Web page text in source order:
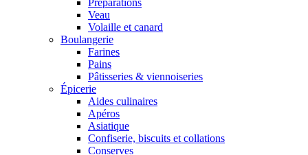
Préparations
Veau
Volaille et canard
Boulangerie
Farines
Pains
Pâtisseries & viennoiseries
Épicerie
Aides culinaires
Apéros
Asiatique
Confiserie, biscuits et collations
Conserves